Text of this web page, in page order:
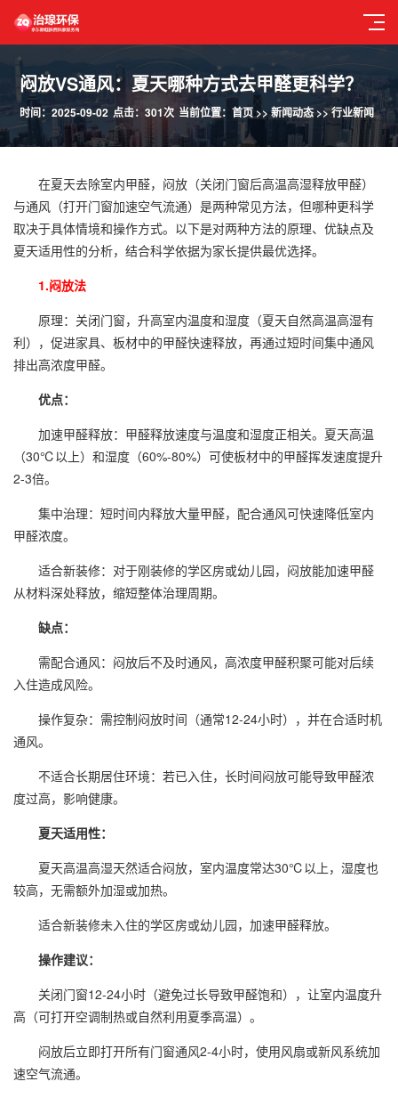
闷放VS通风：夏天哪种方式去甲醛更科学？
当前位置： 首页>> 新闻动态 >>行业新闻
时间：2025-09-02 点击：301次
在夏天去除室内甲醛，闷放（关闭门窗后高温高湿释放甲醛）
与通风（打开门窗加速空气流通）是两种常见方法，但哪种更科学
取决于具体情境和操作方式。以下是对两种方法的原理、优缺点及
夏天适用性的分析，结合科学依据为家长提供最优选择。
1.闷放法
原理：关闭门窗，升高室内温度和湿度（夏天自然高温高湿有
利），促进家具、板材中的甲醛快速释放，再通过短时间集中通风
排出高浓度甲醛。
优点：
加速甲醛释放：甲醛释放速度与温度和湿度正相关。夏天高温
（30℃以上）和湿度（60%-80%）可使板材中的甲醛挥发速度提升
2-3倍。
集中治理：短时间内释放大量甲醛，配合通风可快速降低室内
甲醛浓度。
适合新装修：对于刚装修的学区房或幼儿园，闷放能加速甲醛
从材料深处释放，缩短整体治理周期。
缺点：
需配合通风：闷放后不及时通风，高浓度甲醛积聚可能对后续
入住造成风险。
操作复杂：需控制闷放时间（通常12-24小时），并在合适时机
通风。
不适合长期居住环境：若已入住，长时间闷放可能导致甲醛浓
度过高，影响健康。
夏天适用性：
夏天高温高湿天然适合闷放，室内温度常达30℃以上，湿度也
较高，无需额外加湿或加热。
适合新装修未入住的学区房或幼儿园，加速甲醛释放。
操作建议：
关闭门窗12-24小时（避免过长导致甲醛饱和），让室内温度升
高（可打开空调制热或自然利用夏季高温）。
闷放后立即打开所有门窗通风2-4小时，使用风扇或新风系统加
速空气流通。